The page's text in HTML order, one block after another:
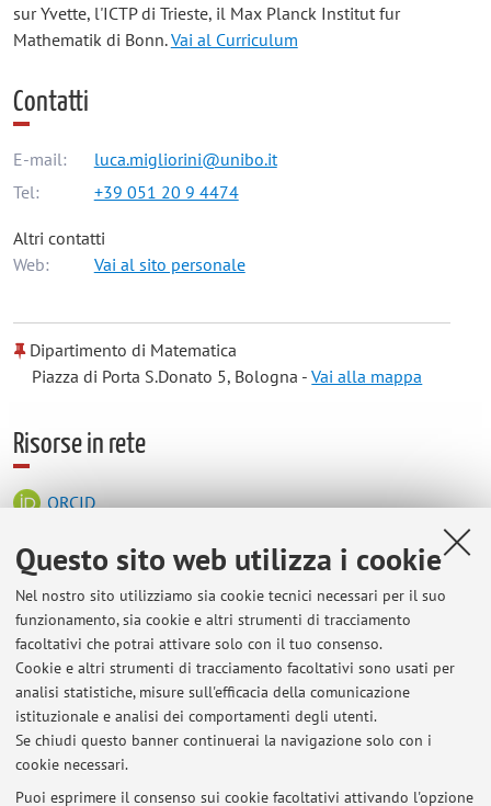
Questo sito web utilizza i cookie
Nel nostro sito utilizziamo sia cookie tecnici necessari per il suo
funzionamento, sia cookie e altri strumenti di tracciamento
facoltativi che potrai attivare solo con il tuo consenso.
Cookie e altri strumenti di tracciamento facoltativi sono usati per
analisi statistiche, misure sull'efficacia della comunicazione
istituzionale e analisi dei comportamenti degli utenti.
Se chiudi questo banner continuerai la navigazione solo con i
cookie necessari.
Puoi esprimere il consenso sui cookie facoltativi attivando l'opzione
sur Yvette, l'ICTP di Trieste, il Max Planck Institut fur
Mathematik di Bonn.Vai al Curriculum
Contatti
E-mail:
luca.migliorini@unibo.it
Tel:
+39 051 20 9 4474
Altri contatti
Web:
Vai al sito personale
Dipartimento di Matematica
Piazza di Porta S.Donato 5, Bologna -Vai alla mappa
Risorse in rete
ORCID
Orario di ricevimento
Mercoledì ore 16 studio c2.
Se avete necessità di parlarmi in altro orario
contattatemi per email.
Il ricevimento inizierà da mercoledì 11 Marzo